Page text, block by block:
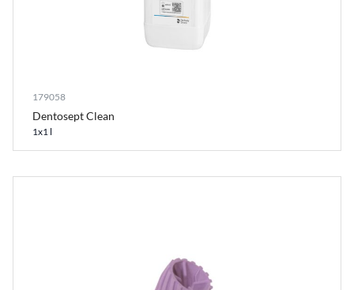
179058
Dentosept Clean
1x1 l